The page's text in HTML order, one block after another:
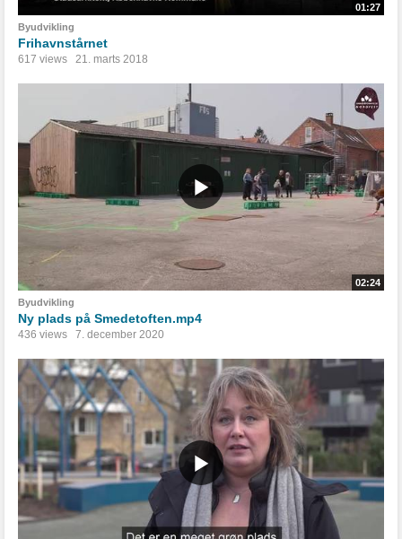
01:27
Byudvikling
Frihavnstårnet
617 views 21. marts 2018
02:24
Byudvikling
Ny plads på Smedetoften.mp4
436 views 7. december 2020